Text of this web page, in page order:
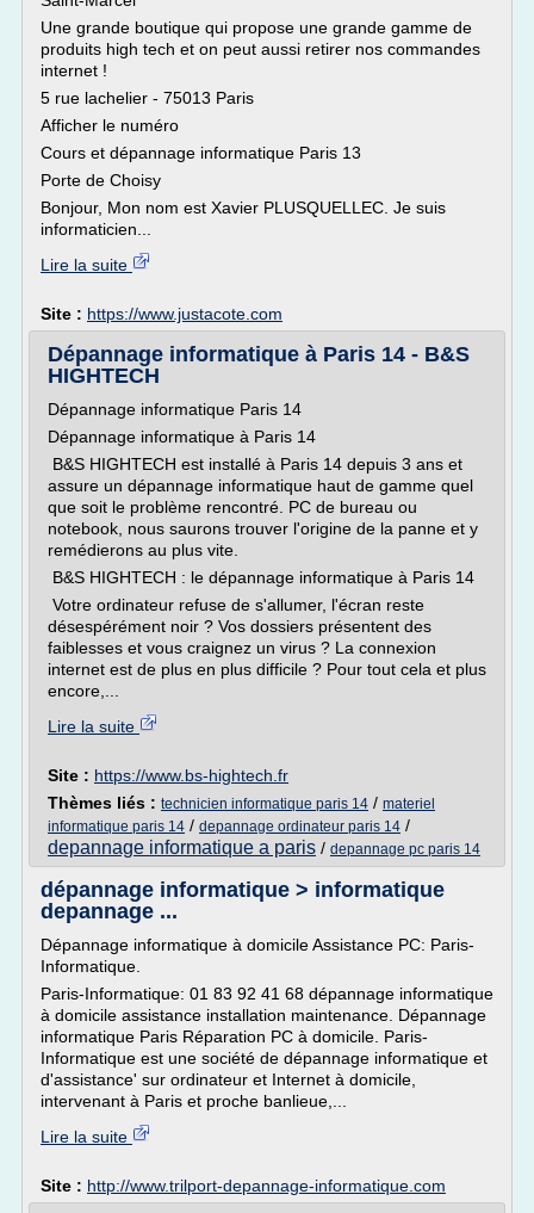
Une grande boutique qui propose une grande gamme de
produits high tech et on peut aussi retirer nos commandes
internet !
5 rue lachelier - 75013 Paris
Afficher le numéro
Cours et dépannage informatique Paris 13
Porte de Choisy
Bonjour, Mon nom est Xavier PLUSQUELLEC. Je suis
informaticien...
Lire la suite
Site : https://www.justacote.com
Dépannage informatique à Paris 14 - B&S
HIGHTECH
Dépannage informatique Paris 14
Dépannage informatique à Paris 14
B&S HIGHTECH est installé à Paris 14 depuis 3 ans et
assure un dépannage informatique haut de gamme quel
que soit le problème rencontré. PC de bureau ou
notebook, nous saurons trouver l'origine de la panne et y
remédierons au plus vite.
B&S HIGHTECH : le dépannage informatique à Paris 14
Votre ordinateur refuse de s'allumer, l'écran reste
désespérément noir ? Vos dossiers présentent des
faiblesses et vous craignez un virus ? La connexion
internet est de plus en plus difficile ? Pour tout cela et plus
encore,...
Lire la suite
Site : https://www.bs-hightech.fr
Thèmes liés : technicien informatique paris 14 / materiel
informatique paris 14 / depannage ordinateur paris 14 /
depannage informatique a paris / depannage pc paris 14
dépannage informatique > informatique
depannage ...
Dépannage informatique à domicile Assistance PC: Paris-
Informatique.
Paris-Informatique: 01 83 92 41 68 dépannage informatique
à domicile assistance installation maintenance. Dépannage
informatique Paris Réparation PC à domicile. Paris-
Informatique est une société de dépannage informatique et
d'assistance' sur ordinateur et Internet à domicile,
intervenant à Paris et proche banlieue,...
Lire la suite
Site : http://www.trilport-depannage-informatique.com